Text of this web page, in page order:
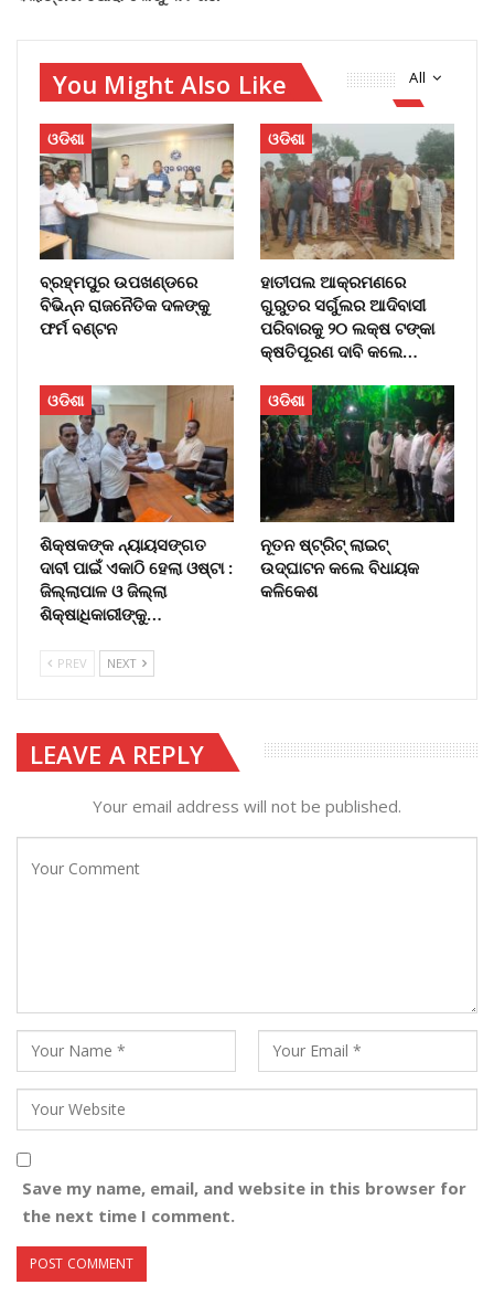
All
You Might Also Like
ଓଡିଶା
ବ୍ରହ୍ମପୁର ଉପଖଣ୍ଡରେ
ବିଭିନ୍ନ ରାଜନୈତିକ ଦଳଙ୍କୁ
ଫର୍ମ ବଣ୍ଟନ
ଓଡିଶା
ହାତୀପଲ ଆକ୍ରମଣରେ
ଗୁରୁତର ସର୍ଗୁଲର ଆଦିବାସୀ
ପରିବାରକୁ ୨୦ ଲକ୍ଷ ଟଙ୍କା
କ୍ଷତିପୂରଣ ଦାବି କଲେ…
ଓଡିଶା
ଶିକ୍ଷକଙ୍କ ନ୍ୟାୟସଙ୍ଗତ
ଦାବୀ ପାଇଁ ଏକାଠି ହେଲା ଓଷ୍ଟା :
ଜିଲ୍ଲାପାଳ ଓ ଜିଲ୍ଲା
ଶିକ୍ଷାଧିକାରୀଙ୍କୁ…
ଓଡିଶା
ନୂତନ ଷ୍ଟ୍ରିଟ୍ ଲାଇଟ୍‌
ଉଦ୍‌ଘାଟନ କଲେ ବିଧାୟକ
କଳିକେଶ
PREV NEXT
LEAVE A REPLY
Your email address will not be published.
Save my name, email, and website in this browser for
the next time I comment.